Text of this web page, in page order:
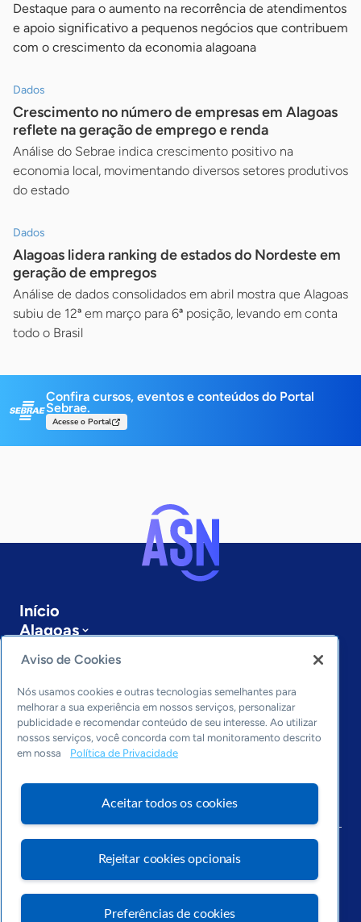
Destaque para o aumento na recorrência de atendimentos
e apoio significativo a pequenos negócios que contribuem
com o crescimento da economia alagoana
Dados
Crescimento no número de empresas em Alagoas
reflete na geração de emprego e renda
Análise do Sebrae indica crescimento positivo na
economia local, movimentando diversos setores produtivos
do estado
Dados
Alagoas lidera ranking de estados do Nordeste em
geração de empregos
Análise de dados consolidados em abril mostra que Alagoas
subiu de 12ª em março para 6ª posição, levando em conta
todo o Brasil
Confira cursos, eventos e conteúdos do Portal
Sebrae.
Acesse o Portal
Início
Alagoas
Sobre a ASN
Últimas notícias
Entre em contato
Editorias
Economia & Política
Inovação & Tecnologia
Cultura empreendedora
Arquivo
Aviso de Cookies
Nós usamos cookies e outras tecnologias semelhantes para
melhorar a sua experiência em nossos serviços, personalizar
publicidade e recomendar conteúdo de seu interesse. Ao utilizar
nossos serviços, você concorda com tal monitoramento descrito
em nossa
Política de Privacidade
Aceitar todos os cookies
Rejeitar cookies opcionais
Preferências de cookies